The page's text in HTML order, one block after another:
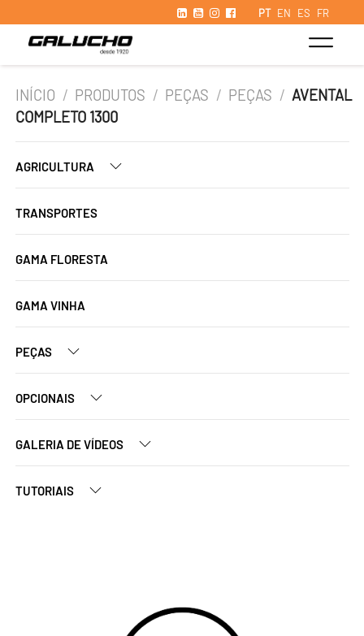
PT EN ES FR
INÍCIO / PRODUTOS / PEÇAS / PEÇAS / AVENTAL
COMPLETO 1300
AGRICULTURA
TRANSPORTES
GAMA FLORESTA
GAMA VINHA
PEÇAS
OPCIONAIS
GALERIA DE VÍDEOS
TUTORIAIS